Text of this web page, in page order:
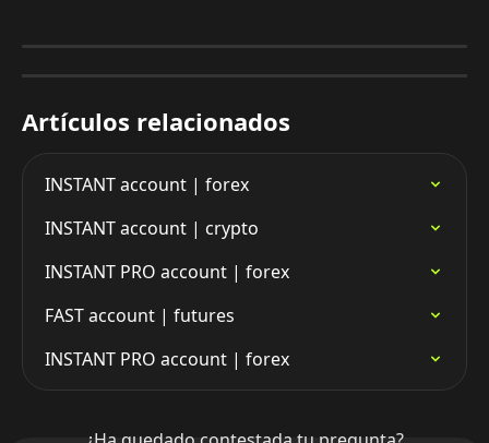
Artículos relacionados
INSTANT account | forex
INSTANT account | crypto
INSTANT PRO account | forex
FAST account | futures
INSTANT PRO account | forex